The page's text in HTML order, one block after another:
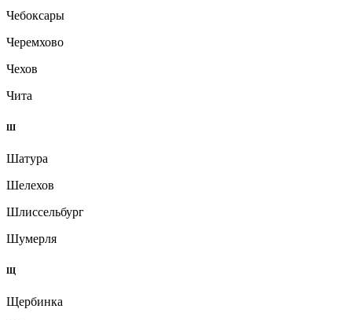
Чебоксары
Черемхово
Чехов
Чита
Ш
Шатура
Шелехов
Шлиссельбург
Шумерля
Щ
Щербинка